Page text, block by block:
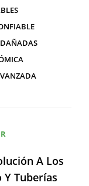
DAÑADAS
A Los
Tuberías